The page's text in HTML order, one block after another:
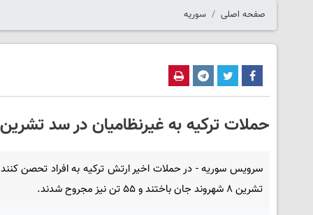
صفحه اصلی سوریه
حملات ترکیه به غیرنظامیان در سد تشرین
سرویس سوریه - در حملات اخیر ارتش ترکیه به افراد تحصن
تشرین ۸ شهروند جان باختند و ۵۵ تن نیز مجروح شدند.